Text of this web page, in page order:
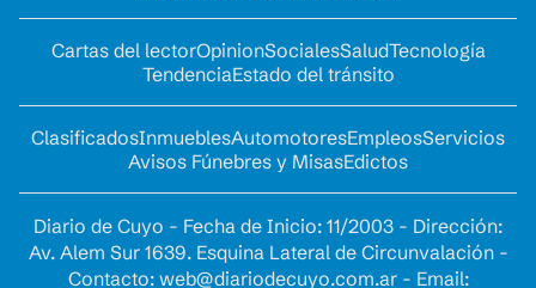
Cartas del lectorOpinionSocialesSaludTecnología
TendenciaEstado del tránsito
ClasificadosInmueblesAutomotoresEmpleosServicios
Avisos Fúnebres y MisasEdictos
Diario de Cuyo - Fecha de Inicio: 11/2003 - Dirección:
Av. Alem Sur 1639. Esquina Lateral de Circunvalación -
Contacto: web@diariodecuyo.com.ar- Email: